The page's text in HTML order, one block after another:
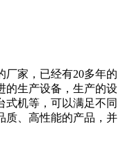
厂家，已经有20多年的
的生产设备，生产的设
式机等，可以满足不同
质、高性能的产品，并